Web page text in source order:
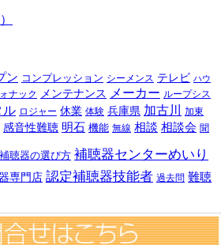
ン コンプレッション シーメンス テレビ ハウ
ナック メンテナンス メーカー ループシス
ル ロジャー 休業 体験 兵庫県 加古川 加東
感音性難聴 明石 機能 無線 相談 相談会 聞
補聴器の選び方 補聴器センターめいり
専門店 認定補聴器技能者 過去問 難聴